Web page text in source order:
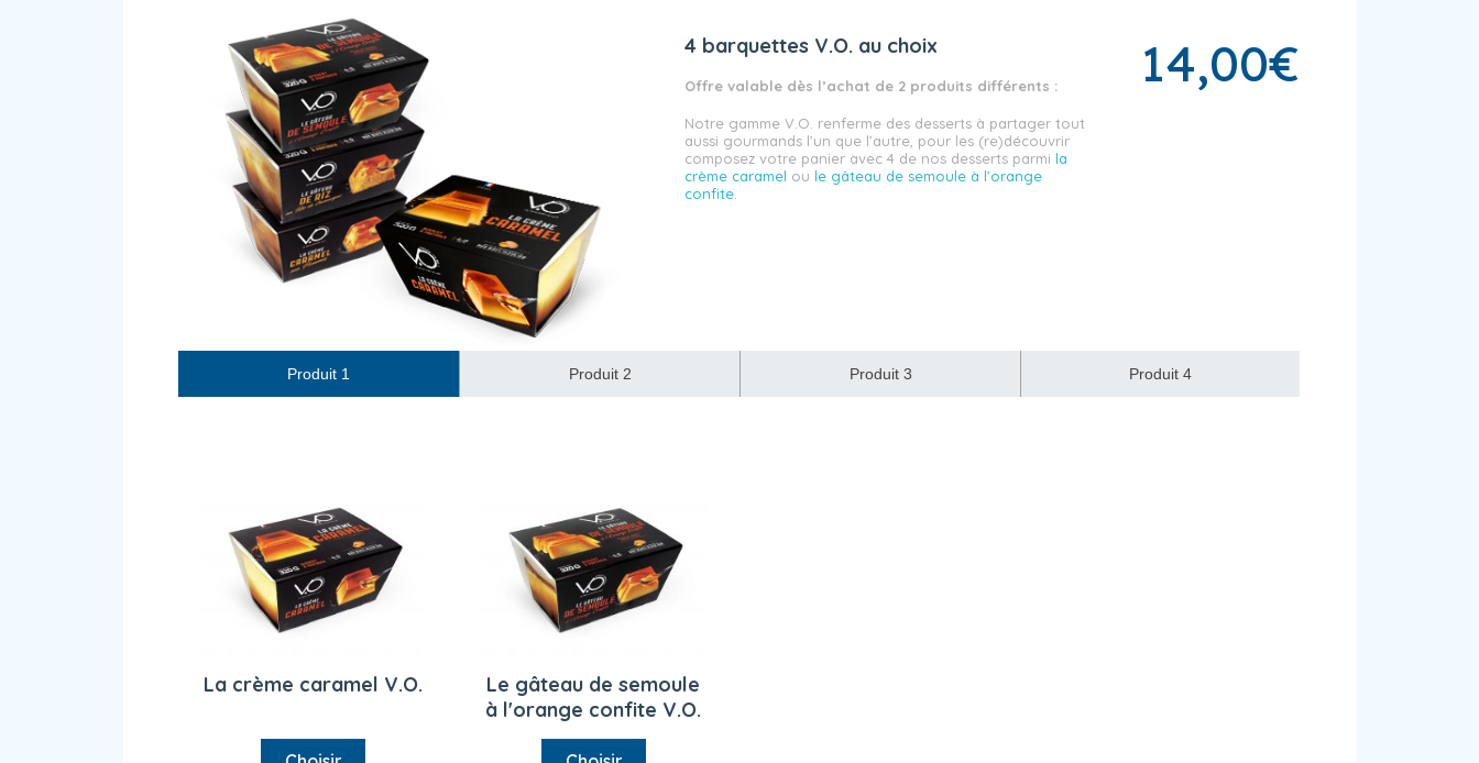
4 barquettes V.O. au choix 14,00€
Offre valable dès l’achat de 2 produits différents :
Notre gamme V.O. renferme des desserts à partager tout
aussi gourmands l’un que l’autre, pour les (re)découvrir
composez votre panier avec 4 de nos desserts parmila
crème caramel oule gâteau de semoule à l’orange
confite
Produit 1 Produit 2 Produit 3 Produit 4
La crème caramel V.O.
Le gâteau de semoule
à l'orange confite V.O.